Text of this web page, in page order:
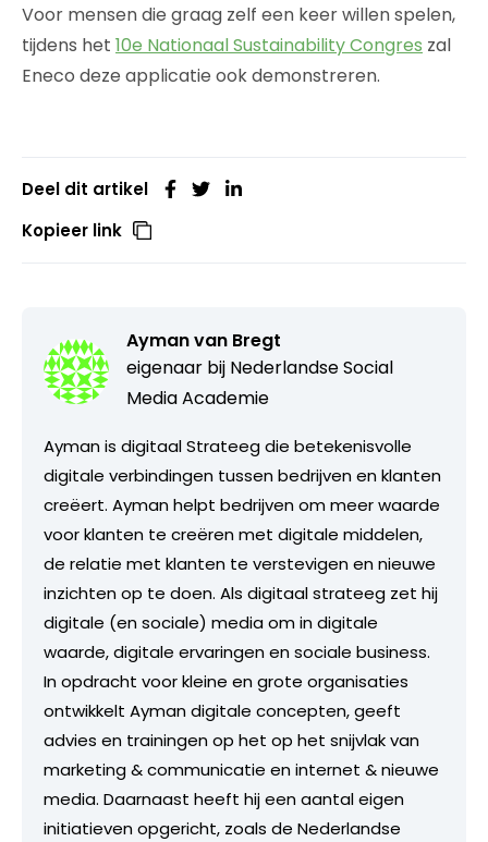
Voor mensen die graag zelf een keer willen spelen,
tijdens het 10e Nationaal Sustainability Congres zal
Eneco deze applicatie ook demonstreren.
Deel dit artikel
Kopieer link
Ayman van Bregt
eigenaar bij Nederlandse Social
Media Academie
Ayman is digitaal Strateeg die betekenisvolle
digitale verbindingen tussen bedrijven en klanten
creëert. Ayman helpt bedrijven om meer waarde
voor klanten te creëren met digitale middelen,
de relatie met klanten te verstevigen en nieuwe
inzichten op te doen. Als digitaal strateeg zet hij
digitale (en sociale) media om in digitale
waarde, digitale ervaringen en sociale business.
In opdracht voor kleine en grote organisaties
ontwikkelt Ayman digitale concepten, geeft
advies en trainingen op het op het snijvlak van
marketing & communicatie en internet & nieuwe
media. Daarnaast heeft hij een aantal eigen
initiatieven opgericht, zoals de Nederlandse